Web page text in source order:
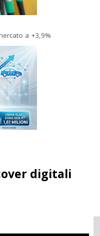
a +3,9%
digitali